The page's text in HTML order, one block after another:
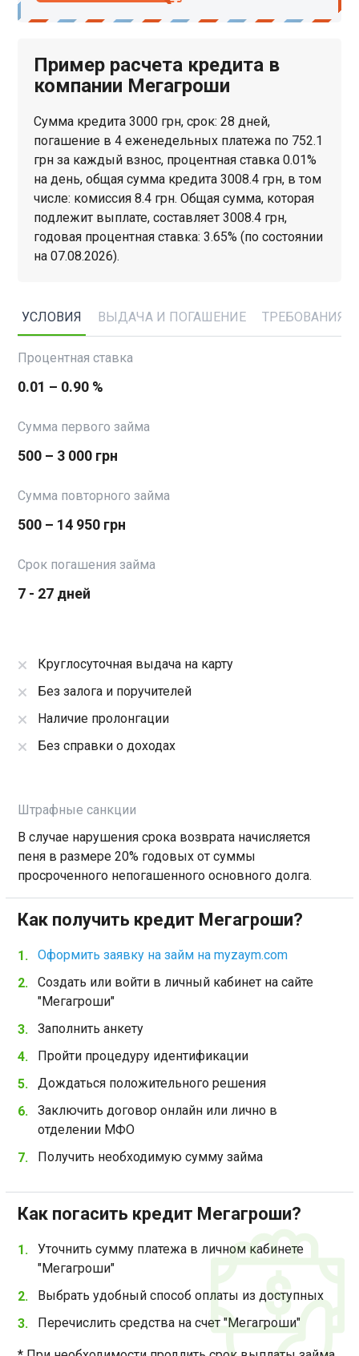
Пример расчета кредита в
компании Мегагроши
Сумма кредита 3000 грн, срок: 28 дней,
погашение в 4 еженедельных платежа по 752.1
грн за каждый взнос, процентная ставка 0.01%
на день, общая сумма кредита 3008.4 грн, в том
числе: комиссия 8.4 грн. Общая сумма, которая
подлежит выплате, составляет 3008.4 грн,
годовая процентная ставка: 3.65% (по состоянии
на 07.08.2026).
УСЛОВИЯ ВЫДАЧА И ПОГАШЕНИЕ ТРЕБОВАНИЯ
Процентная ставка
0.01 – 0.90 %
Сумма первого займа
500 – 3 000 грн
Сумма повторного займа
500 – 14 950 грн
Срок погашения займа
7 - 27 дней
Круглосуточная выдача на карту
Без залога и поручителей
Наличие пролонгации
Без справки о доходах
Штрафные санкции
В случае нарушения срока возврата начисляется
пеня в размере 20% годовых от суммы
просроченного непогашенного основного долга.
Как получить кредит Мегагроши?
Оформить заявку на займ на myzaym.com
Создать или войти в личный кабинет на сайте
"Мегагроши"
Заполнить анкету
Пройти процедуру идентификации
Дождаться положительного решения
Заключить договор онлайн или лично в
отделении МФО
Получить необходимую сумму займа
Как погасить кредит Мегагроши?
Уточнить сумму платежа в личном кабинете
"Мегагроши"
Выбрать удобный способ оплаты из доступных
Перечислить средства на счет "Мегагроши"